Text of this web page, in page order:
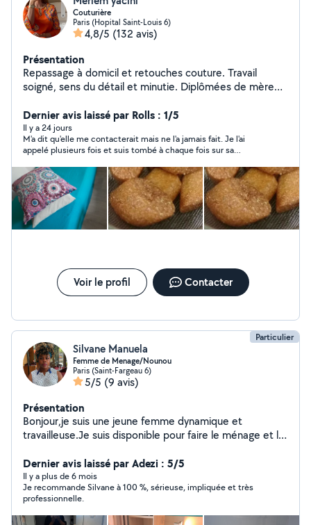
Couturière
Paris (Hopital Saint-Louis 6)
4,8/5 (132 avis)
Présentation
Repassage à domicil et retouches couture. Travail
soigné, sens du détail et minutie. Diplômées de mère
Dernier avis laissé par Rolls : 1/5
Il y a 24 jours
M'a dit qu'elle me contacterait mais ne l'a jamais fait. Je l'ai
appelé plusieurs fois et suis tombé à chaque fois sur sa
demandant de me rappeler pour convenir d'un rdv. Elle ne m'a
jamais rappelé! Je ne sais pas comment elle peut avoir 4.8/5
avec en plus 131 avis. C'est un peu trafiqué j'ai l'impression...
Voir le profil Contacter
Particulier
Silvane Manuela
Femme de Menage/Nounou
Paris (Saint-Fargeau 6)
5/5 (9 avis)
Présentation
Bonjour,je suis une jeune femme dynamique et
travailleuse.Je suis disponible pour faire le ménage et le
Dernier avis laissé par Adezi : 5/5
Il y a plus de 6 mois
Je recommande Silvane à 100 %, sérieuse, impliquée et très
professionnelle.